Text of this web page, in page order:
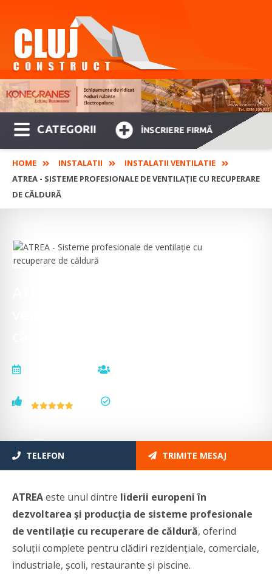
CATEGORII ÎNSCRIERE FIRMĂ
HOME INSTALATII
INSTALATII VENTILATIE
ATREA - SISTEME PROFESIONALE DE VENTILAȚIE CU RECUPERARE
DE CĂLDURĂ
TELEFON TRIMITE MESAJ
ATREAeste unul dintre liderii europeni în
dezvoltarea și producția de sisteme profesionale
de ventilație cu recuperare de căldură, oferind
soluții complete pentru clădiri rezidențiale, comerciale,
industriale, școli, restaurante și piscine.